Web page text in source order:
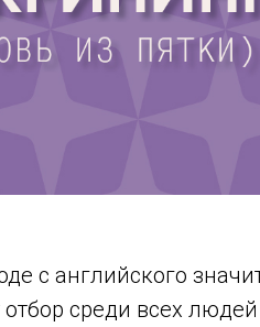
с английского
среди всех людей